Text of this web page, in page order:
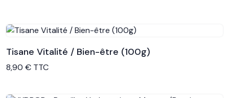
Voir le produit
Tisane Vitalité / Bien-être (100g)
8,90 € TTC